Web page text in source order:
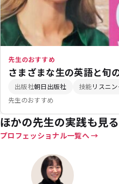
先生のおすすめ
さまざまな生の英語と旬
出版社朝日出版社 技能 リスニ
先生のおすすめ
ほかの先生の実践も見る
プロフェッショナル一覧へ